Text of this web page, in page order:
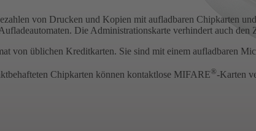
von Drucken und Kopien mit aufladbaren Chipkarten
Die Administrationskarte verhindert auch
von üblichen Kreditkarten. Sie sind mit einem aufladbaren
Chipkarten können kon­taktlose MIFARE®-Karten